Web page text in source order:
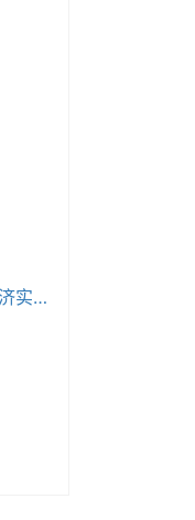
性价比很高的服务型骚女经济实惠态度好